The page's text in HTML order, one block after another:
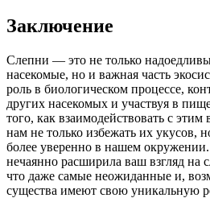
Заключение
Слепни — это не только
насекомые, но и важная часть
роль в биологическом процессе,
других насекомых и участвуя в
того, как взаимодействовать с
нам не только избежать их укусов,
более уверенно в нашем окружении.
нечаянно расширила ваш взгляд на
что даже самые неожиданные и,
существа имеют свою уникальную